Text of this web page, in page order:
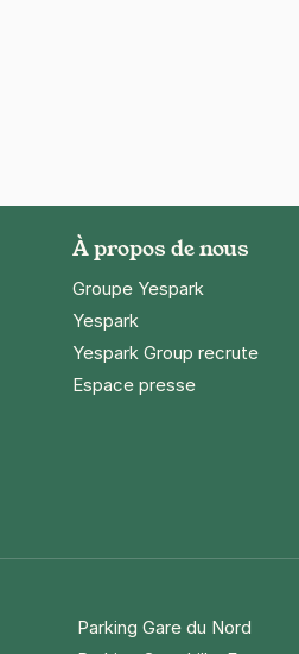
À propos de nous
Groupe Yespark
Yespark
Yespark Group recrute
Espace presse
Parking Gare du Nord